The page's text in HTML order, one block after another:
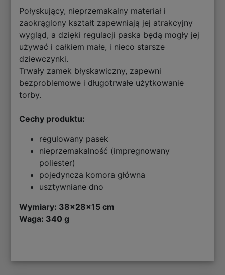
Połyskujący, nieprzemakalny materiał i
zaokrąglony kształt zapewniają jej atrakcyjny
wygląd, a dzięki regulacji paska będą mogły jej
używać i całkiem małe, i nieco starsze
dziewczynki.
Trwały zamek błyskawiczny, zapewni
bezproblemowe i długotrwałe użytkowanie
torby.
Cechy produktu:
regulowany pasek
nieprzemakalność (impregnowany
poliester)
pojedyncza komora główna
usztywniane dno
Wymiary: 38x28x15 cm
Waga: 340 g